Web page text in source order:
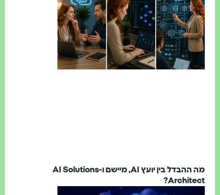
מה ההבדל בין יועץ AI, מיישם ו-AI Solutions
Architect?